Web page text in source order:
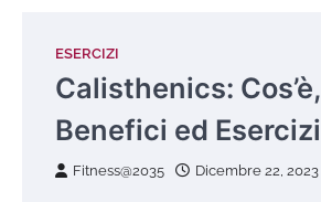
ESERCIZI
Calisthenics: Cos’è,
Benefici ed Esercizi
Fitness@2035 Dicembre 22, 2023